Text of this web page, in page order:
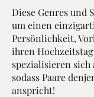
Diese Genres
um einen
Persönlichkeit,
ihren
spezialisieren sich
sodass Paare
anspricht!